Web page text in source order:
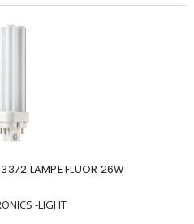
LAMPE FLUOR 26W
-LIGHT